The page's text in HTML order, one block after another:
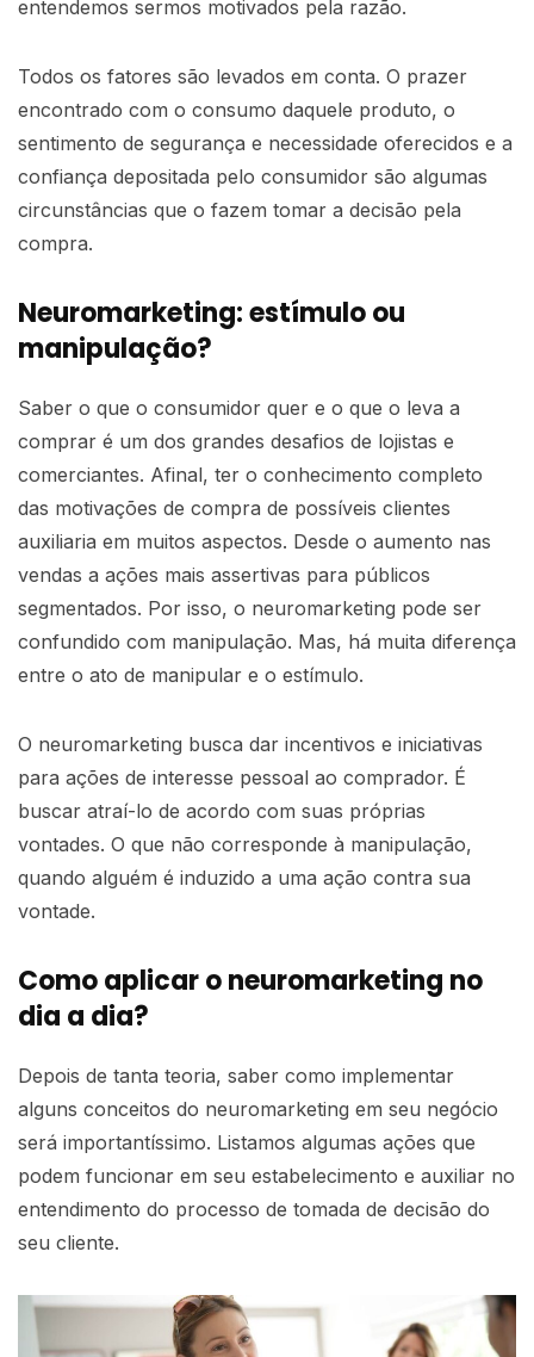
entendemos sermos motivados pela razão.
Todos os fatores são levados em conta. O prazer
encontrado com o consumo daquele produto, o
sentimento de segurança e necessidade oferecidos e a
confiança depositada pelo consumidor são algumas
circunstâncias que o fazem tomar a decisão pela
compra.
Neuromarketing: estímulo ou
manipulação?
Saber o que o consumidor quer e o que o leva a
comprar é um dos grandes desafios de lojistas e
comerciantes. Afinal, ter o conhecimento completo
das motivações de compra de possíveis clientes
auxiliaria em muitos aspectos. Desde o aumento nas
vendas a ações mais assertivas para públicos
segmentados. Por isso, o neuromarketing pode ser
confundido com manipulação. Mas, há muita diferença
entre o ato de manipular e o estímulo.
O neuromarketing busca dar incentivos e iniciativas
para ações de interesse pessoal ao comprador. É
buscar atraí-lo de acordo com suas próprias
vontades. O que não corresponde à manipulação,
quando alguém é induzido a uma ação contra sua
vontade.
Como aplicar o neuromarketing no
dia a dia?
Depois de tanta teoria, saber como implementar
alguns conceitos do neuromarketing em seu negócio
será importantíssimo. Listamos algumas ações que
podem funcionar em seu estabelecimento e auxiliar no
entendimento do processo de tomada de decisão do
seu cliente.